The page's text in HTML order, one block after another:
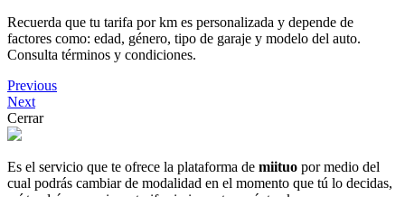
Recuerda que tu tarifa por km es personalizada y depende de
factores como: edad, género, tipo de garaje y modelo del auto.
Consulta términos y condiciones.
Previous
Next
Cerrar
Es el servicio que te ofrece la plataforma de miituo por medio del
cual podrás cambiar de modalidad en el momento que tú lo decidas,